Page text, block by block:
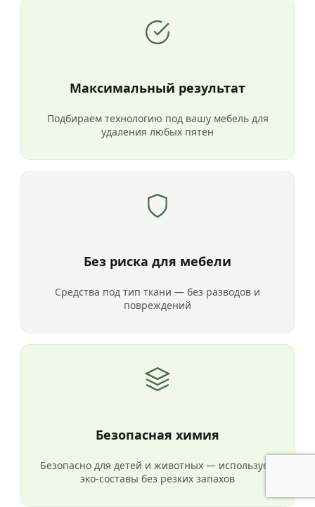
Максимальный результат
Подбираем технологию под вашу мебель для
удаления любых пятен
Без риска для мебели
Средства под тип ткани — без разводов и
повреждений
Безопасная химия
Безопасно для детей и животных — используем
эко-составы без резких запахов